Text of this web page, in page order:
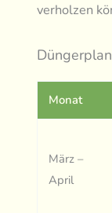
verholzen
Monat
März –
April